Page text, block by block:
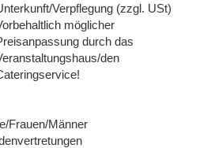
Verpflegung (zzgl. USt)
möglicher
durch das
den
Frauen/Männer